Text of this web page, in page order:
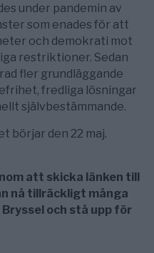
under pandemin av
som enades för att
och demokrati mot
restriktioner. Sedan
fler grundläggande
fredliga lösningar
självbestämmande.
börjar den 22 maj.
att skicka länken till
nå tillräckligt många
och stå upp för